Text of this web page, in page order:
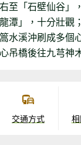
至「石壁仙谷」
潭」，十分壯觀
水溪沖刷成多個
吊橋後往九芎神
交通方式